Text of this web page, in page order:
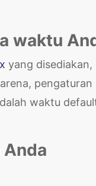
waktu
yang disediakan,
pengaturan
waktu